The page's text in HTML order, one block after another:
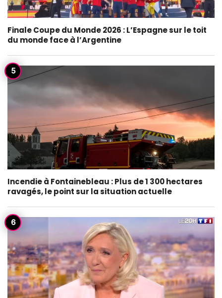
Finale Coupe du Monde 2026 : L’Espagne sur le toit
du monde face à l’Argentine
Incendie à Fontainebleau : Plus de 1 300 hectares
ravagés, le point sur la situation actuelle